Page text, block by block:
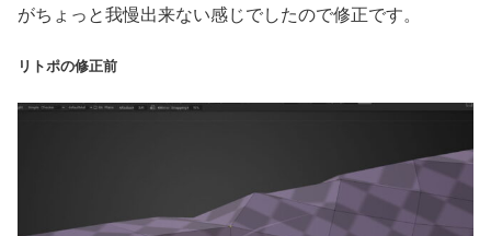
がちょっと我慢出来ない感じでしたので修正です。
リトポの修正前